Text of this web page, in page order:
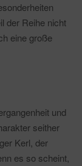
der Reihe nicht
eine große
und
seither
Kerl, der
es so scheint,